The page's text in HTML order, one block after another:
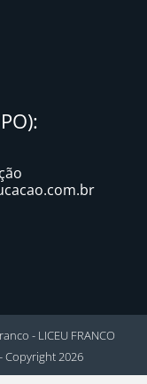
- LICEU FRANCO
Copyright 2026